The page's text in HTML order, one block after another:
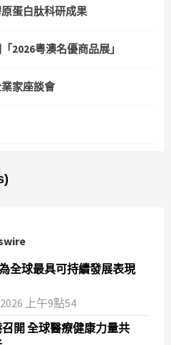
蛋白肽科研成果
2026粵澳名優商品展」
家座談會
全球最具可持續發展表現
上午9點54
開 全球醫療健康力量共